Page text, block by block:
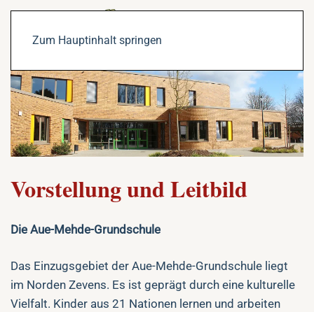
Zum Hauptinhalt springen
Vorstellung und Leitbild
Die Aue-Mehde-Grundschule
Das Einzugsgebiet der Aue-Mehde-Grundschule liegt
im Norden Zevens. Es ist geprägt durch eine kulturelle
Vielfalt. Kinder aus 21 Nationen lernen und arbeiten